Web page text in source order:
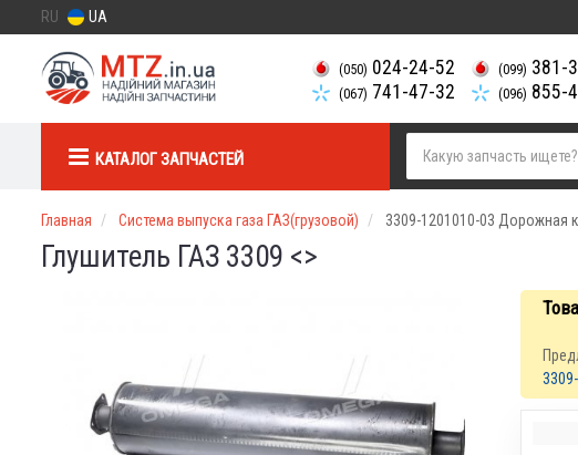
RU UA
(050) 024-24-52
(067) 741-47-32
(099) 381-
(096) 855-
КАТАЛОГ ЗАПЧАСТЕЙ
Главная Система выпуска газа ГАЗ(грузовой) 3309-1201010-03 Дорожная
Глушитель ГАЗ 3309 <>